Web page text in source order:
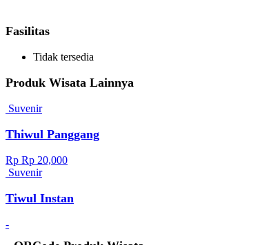
Fasilitas
Tidak tersedia
Produk Wisata Lainnya
Suvenir
Thiwul Panggang
Rp Rp 20,000
Suvenir
Tiwul Instan
-